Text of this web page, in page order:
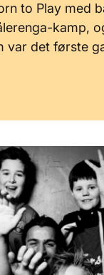
to Play med
kamp,
var det første